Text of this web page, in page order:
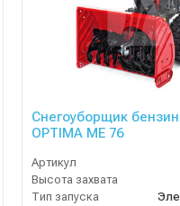
Снегоуборщик
OPTIMA ME 76
Артикул
Высота захвата
Тип запуска